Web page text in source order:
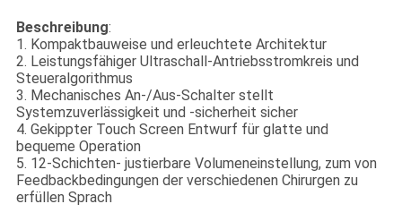
Beschreibung:
1. Kompaktbauweise und erleuchtete Architektur
2. Leistungsfähiger Ultraschall-Antriebsstromkreis und
Steueralgorithmus
3. Mechanisches An-/Aus-Schalter stellt
Systemzuverlässigkeit und -sicherheit sicher
4. Gekippter Touch Screen Entwurf für glatte und
bequeme Operation
5. 12-Schichten- justierbare Volumeneinstellung, zum von
Feedbackbedingungen der verschiedenen Chirurgen zu
erfüllen Sprach